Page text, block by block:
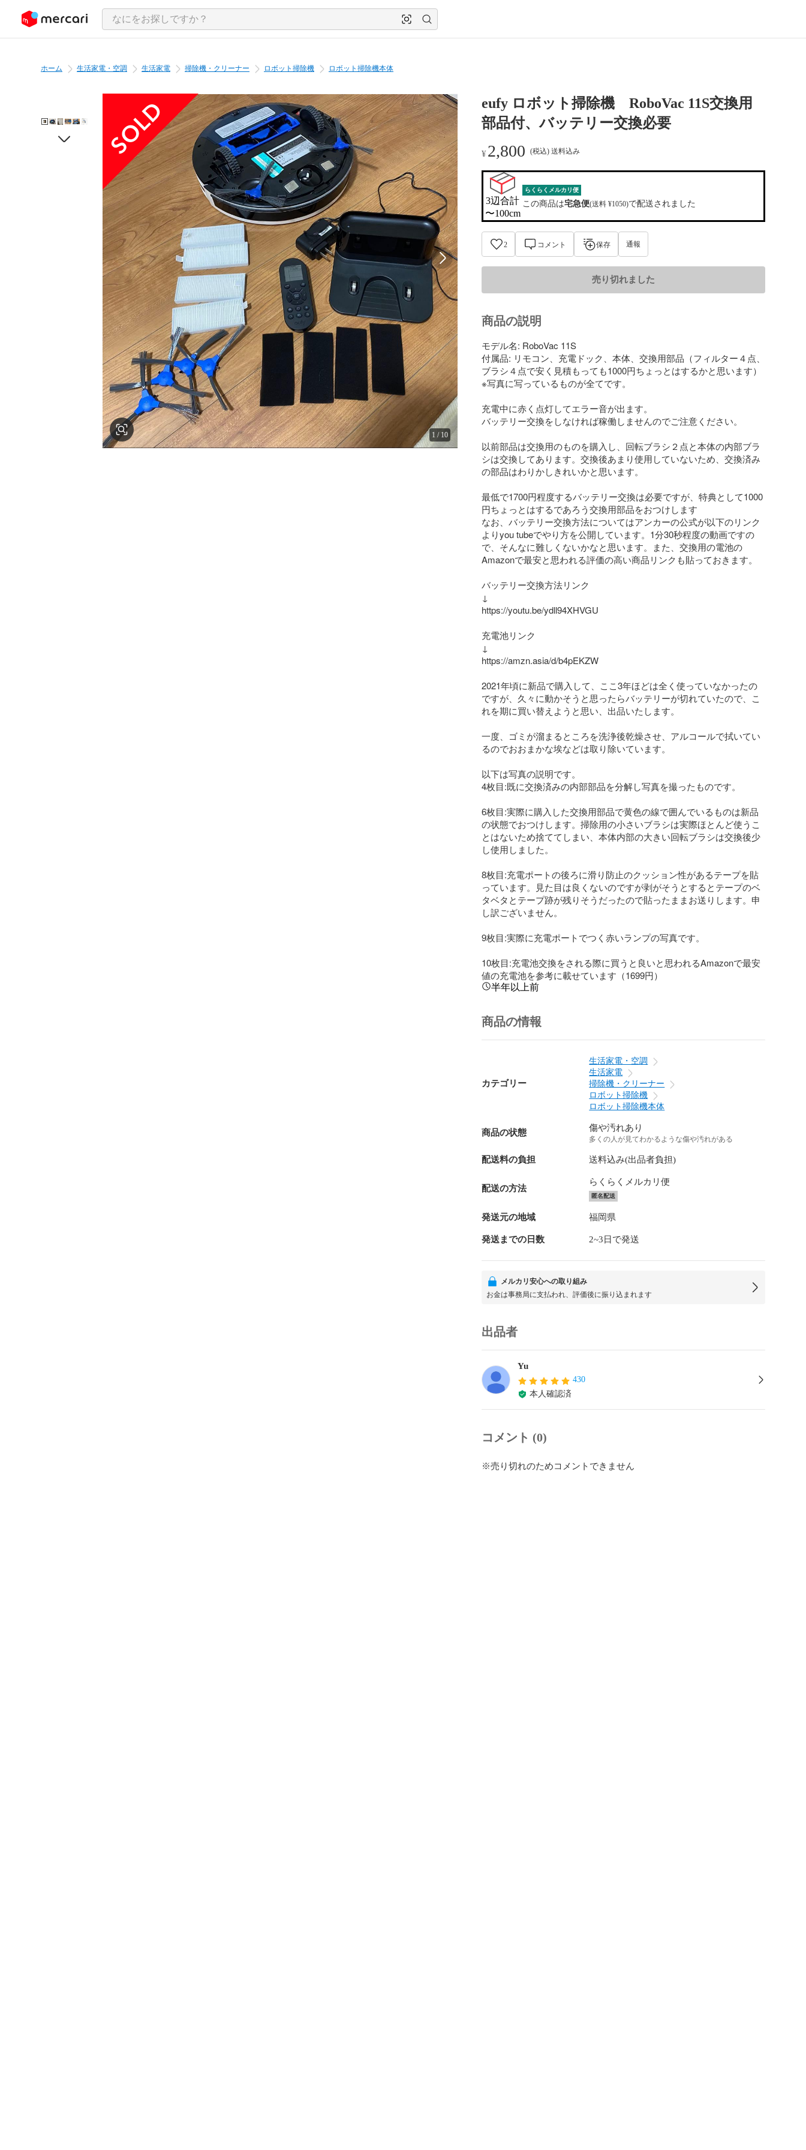
ツにスキップ
ホーム 生活家電・空調 生活家電 掃除機・クリーナー ロボット掃除機 ロボット掃除機本体
1/ 10
eufy ロボット掃除機 RoboVac 11S交換用
部品付、バッテリー交換必要
¥ 2,800 (税込) 送料込み
3辺合計
〜100cm
らくらくメルカリ便
この商品は宅急便(送料 ¥1050)で配送されました
2 コメント 保存 通報
売り切れました
商品の説明
モデル名: RoboVac 11S
付属品: リモコン、充電ドック、本体、交換用部品（フィルター４点、
ブラシ４点で安く見積もっても1000円ちょっとはするかと思います）
※写真に写っているものが全てです。
充電中に赤く点灯してエラー音が出ます。
バッテリー交換をしなければ稼働しませんのでご注意ください。
以前部品は交換用のものを購入し、回転ブラシ２点と本体の内部ブラ
シは交換してあります。交換後あまり使用していないため、交換済み
の部品はわりかしきれいかと思います。
最低で1700円程度するバッテリー交換は必要ですが、特典として1000
円ちょっとはするであろう交換用部品をおつけします
なお、バッテリー交換方法についてはアンカーの公式が以下のリンク
よりyou tubeでやり方を公開しています。1分30秒程度の動画ですの
で、そんなに難しくないかなと思います。また、交換用の電池の
Amazonで最安と思われる評価の高い商品リンクも貼っておきます。
バッテリー交換方法リンク
↓
https://youtu.be/ydll94XHVGU
充電池リンク
↓
https://amzn.asia/d/b4pEKZW
2021年頃に新品で購入して、ここ3年ほどは全く使っていなかったの
ですが、久々に動かそうと思ったらバッテリーが切れていたので、こ
れを期に買い替えようと思い、出品いたします。
一度、ゴミが溜まるところを洗浄後乾燥させ、アルコールで拭いてい
るのでおおまかな埃などは取り除いています。
以下は写真の説明です。
4枚目:既に交換済みの内部部品を分解し写真を撮ったものです。
6枚目:実際に購入した交換用部品で黄色の線で囲んでいるものは新品
の状態でおつけします。掃除用の小さいブラシは実際ほとんど使うこ
とはないため捨ててしまい、本体内部の大きい回転ブラシは交換後少
し使用しました。
8枚目:充電ポートの後ろに滑り防止のクッション性があるテープを貼
っています。見た目は良くないのですが剥がそうとするとテープのベ
タベタとテープ跡が残りそうだったので貼ったままお送りします。申
し訳ございません。
9枚目:実際に充電ポートでつく赤いランプの写真です。
10枚目:充電池交換をされる際に買うと良いと思われるAmazonで最安
値の充電池を参考に載せています（1699円）
半年以上前
商品の情報
カテゴリー
生活家電・空調
生活家電
掃除機・クリーナー
ロボット掃除機
ロボット掃除機本体
商品の状態 傷や汚れあり
多くの人が見てわかるような傷や汚れがある
配送料の負担 送料込み(出品者負担)
配送の方法
らくらくメルカリ便
匿名配送
発送元の地域 福岡県
発送までの日数 2~3日で発送
メルカリ安心への取り組み
お金は事務局に支払われ、評価後に振り込まれます
出品者
Yu
430
本人確認済
コメント (0)
※売り切れのためコメントできません